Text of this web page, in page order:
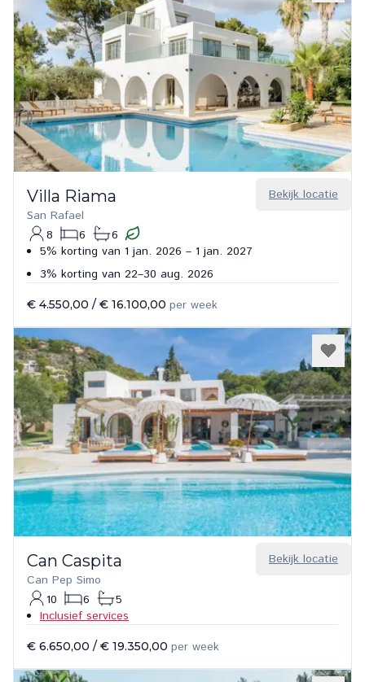
Bekijk locatie
Villa Riama
San Rafael
8
6
6
5% korting van 1 jan. 2026 – 1 jan. 2027
3% korting van 22–30 aug. 2026
€ 4.550,00 / € 16.100,00 per week
Bekijk locatie
Can Caspita
Can Pep Simo
10
6
5
Inclusief services
€ 6.650,00 / € 19.350,00 per week